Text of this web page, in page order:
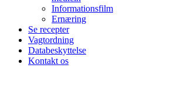
Informationsfilm
Ernæring
Se recepter
Vagtordning
Databeskyttelse
Kontakt os